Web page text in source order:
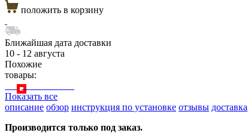
положить в корзину
Ближайшая дата доставки
10 - 12 августа
Похожие
товары:
Показать все
описание обзор инструкция по установке отзывы доставка
Производится только под заказ.